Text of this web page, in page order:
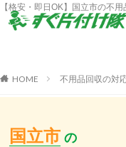
【格安・即日OK】国立市の不
HOME 不用品回収の対
国立市 の